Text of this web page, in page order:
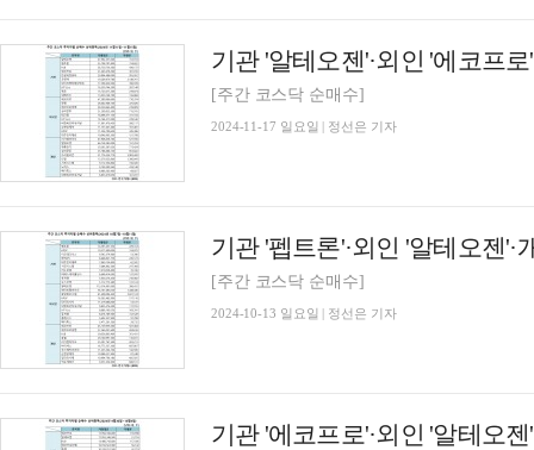
[주간 코스닥 순매수]
2024-11-17 일요일 | 정선은 기자
[주간 코스닥 순매수]
2024-10-13 일요일 | 정선은 기자